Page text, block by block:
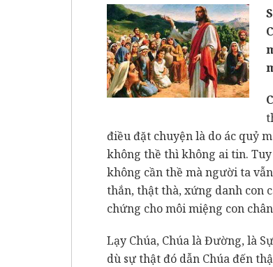
điều đặt chuyện là do ác quỷ
không thề thì không ai tin.
không cần thề mà người ta
thắn, thật thà, xứng danh con
chứng cho môi miệng con
Lạy Chúa, Chúa là Đường, là
dù sự thật đó dẫn Chúa đến